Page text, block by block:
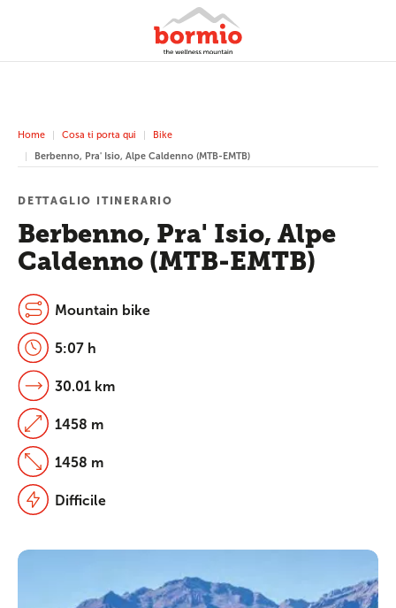
Home Cosa ti porta qui
Bike
Berbenno, Pra' Isio, Alpe Caldenno (MTB-EMTB)
Berbenno, Pra' Isio, Alpe
Caldenno (MTB-EMTB)
DETTAGLIO ITINERARIO
Mountain bike
5:07 h
30.01 km
1458 m
1458 m
Difficile